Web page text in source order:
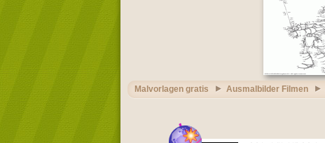
Malvorlagen gratis Ausmalbilder Filmen